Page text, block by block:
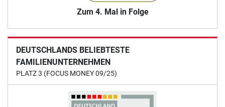
Zum 4. Mal in Folge
DEUTSCHLANDS BELIEBTESTE
FAMILIENUNTERNEHMEN
PLATZ 3 (FOCUS MONEY 09/25)